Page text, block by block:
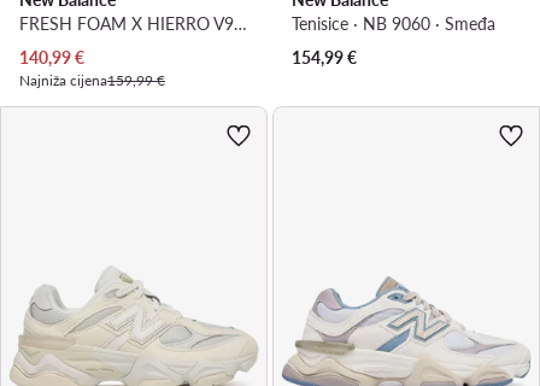
FRESH FOAM X HIERRO V9 MHIER51M · Tenisice za trčanje
Trenutna cijena
140,99€
Najniža cijena159,99 €
Tenisice · NB 9060 · Smeđa
154,99€